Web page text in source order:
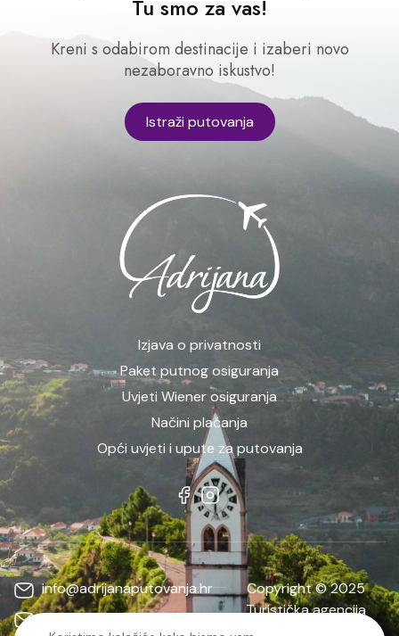
Tu smo za vas!
Kreni s odabirom destinacije i izaberi novo
nezaboravno iskustvo!
Istraži putovanja
Izjava o privatnosti
Paket putnog osiguranja
Uvjeti Wiener osiguranja
Načini plaćanja
Opći uvjeti i upute za putovanja
info@adrijanaputovanja.hr
d.matkovic@adrijanaputovanja.hr
Copyright © 2025
Turistička agencija
ADRIJANA | Sva prava